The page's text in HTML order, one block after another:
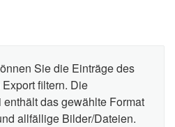
Sie die Einträge des
filtern. Die
das gewählte Format
allfällige Bilder/Dateien.